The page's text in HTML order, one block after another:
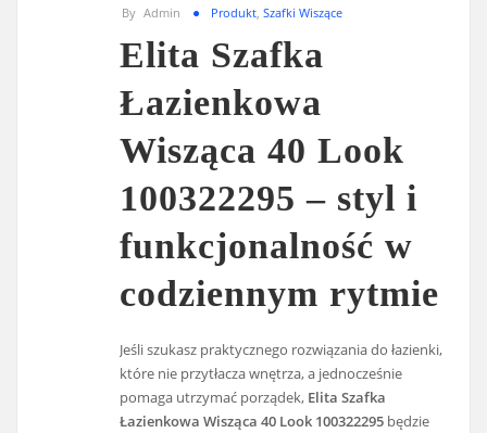
By Admin Produkt Szafki Wiszące
Elita Szafka
Łazienkowa
Wisząca 40 Look
100322295 – styl i
funkcjonalność w
codziennym rytmie
Jeśli szukasz praktycznego rozwiązania do łazienki,
które nie przytłacza wnętrza, a jednocześnie
pomaga utrzymać porządek, Elita Szafka
Łazienkowa Wisząca 40 Look 100322295 będzie